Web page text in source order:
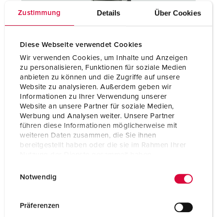
Zustimmung Details Über Cookies
Diese Webseite verwendet Cookies
Wir verwenden Cookies, um Inhalte und Anzeigen
zu personalisieren, Funktionen für soziale Medien
anbieten zu können und die Zugriffe auf unsere
Website zu analysieren. Außerdem geben wir
Informationen zu Ihrer Verwendung unserer
Website an unsere Partner für soziale Medien,
Werbung und Analysen weiter. Unsere Partner
führen diese Informationen möglicherweise mit
weiteren Daten zusammen, die Sie ihnen
bereitgestellt haben oder die sie im Rahmen Ihrer
Notwendig
Präferenzen
Coffrets combinés
Les installations utilisées dans les tunnels et les gares sont
soumises à des exigences supplémentaires. Nos coffrets
combinés fournissent un soutien fiable pour vos travaux:
COFFRETS COMBINÉS